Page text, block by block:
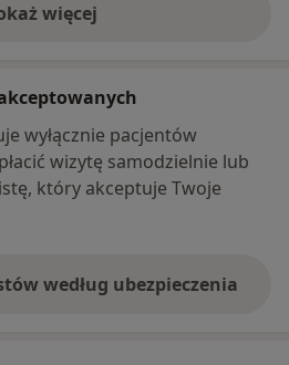
więcej
o adresie
wyłącznie pacjentów
wizytę samodzielnie lub
który akceptuje Twoje
według ubezpieczenia